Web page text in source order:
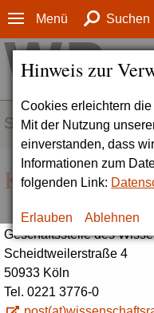
Hinweis zur
Cookies erleichtern
Mit der Nutzung
einverstanden, dass
Informationen zum
folgenden Link:
Erlauben Ablehnen
Menü Suchen
SERVICE
Kontakt
Geschäftsstelle des
Scheidtweilerstraße 4
50933 Köln
Tel. 0221 3776-0